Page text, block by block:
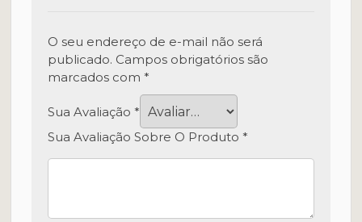
O seu endereço de e-mail não será
publicado. Campos obrigatórios são
marcados com *
Sua Avaliação *
Sua Avaliação Sobre O Produto *